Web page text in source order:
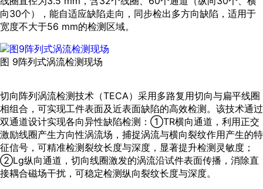
向30个），能自适应缺陷走向，同步检出多方向缺陷，适用于
宽度不大于56 mm的检测区域。
图 9阵列式涡流检测现场
切向阵列涡流检测技术（TECA）采用多路复用切向与扁平线圈
相组合，可实现工件表面及近表面缺陷的高效检测。该技术通过
双通道设计实现各向异性缺陷检测：①TR横向通道，利用正交
激励线圈产生方向性涡流场，捕捉涡流与横向裂纹作用产生的特
征信号，可精准检测裂纹长度与深度，显著提升检测灵敏度；
②Lg纵向通道，切向线圈激发的涡流沿试件表面传播，消除直
接耦合磁场干扰，可稳定检测纵向裂纹长度与深度。